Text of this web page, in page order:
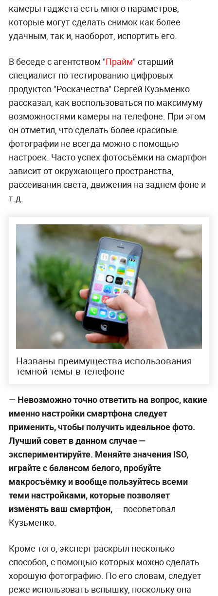
камеры гаджета есть много параметров,
которые могут сделать снимок как более
удачным, так и, наоборот, испортить его.
В беседе с агентством "Прайм" старший
специалист по тестированию цифровых
продуктов "Роскачества" Сергей Кузьменко
рассказал, как воспользоваться по максимуму
возможностями камеры на телефоне. При этом
он отметил, что сделать более красивые
фотографии не всегда можно с помощью
настроек. Часто успех фотосъёмки на смартфон
зависит от окружающего пространства,
рассеивания света, движения на заднем фоне и
т.д.
Названы преимущества использования
тёмной темы в телефоне
— Невозможно точно ответить на вопрос, какие
именно настройки смартфона следует
применить, чтобы получить идеальное фото.
Лучший совет в данном случае —
экспериментируйте. Меняйте значения ISO,
играйте с балансом белого, пробуйте
макросъёмку и вообще пользуйтесь всеми
теми настройками, которые позволяет
изменять ваш смартфон,— посоветовал
Кузьменко.
Кроме того, эксперт раскрыл несколько
способов, с помощью которых можно сделать
хорошую фотографию. По его словам, следует
реже использовать вспышку, поскольку она